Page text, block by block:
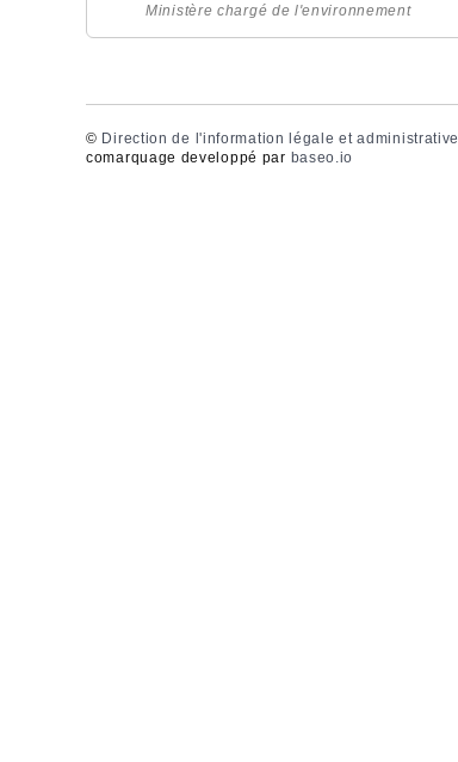
Ministère chargé de l'environnement
© Direction de l'information légale et administrative
comarquage developpé par baseo.io